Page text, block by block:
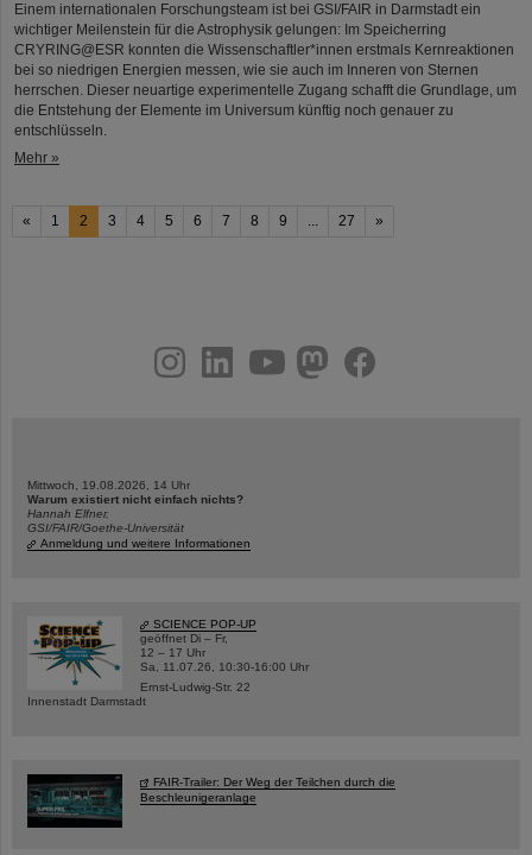
Einem internationalen Forschungsteam ist bei GSI/FAIR in Darmstadt ein
wichtiger Meilenstein für die Astrophysik gelungen: Im Speicherring
CRYRING@ESR konnten die Wissenschaftler*innen erstmals Kernreaktionen
bei so niedrigen Energien messen, wie sie auch im Inneren von Sternen
herrschen. Dieser neuartige experimentelle Zugang schafft die Grundlage, um
die Entstehung der Elemente im Universum künftig noch genauer zu
entschlüsseln.
Mehr »
« 1 2 3 4 5 6 7 8 9 ... 27 »
youtubehelmholtz.socialfacebook
Mittwoch, 19.08.2026, 14 Uhr
Warum existiert nicht einfach nichts?
Hannah Elfner,
GSI/FAIR/Goethe-Universität
Anmeldung und weitere Informationen
SCIENCE POP-UP
geöffnet Di – Fr,
12 – 17 Uhr
Sa, 11.07.26, 10:30-16:00 Uhr
Ernst-Ludwig-Str. 22
Innenstadt Darmstadt
FAIR-Trailer: Der Weg der Teilchen durch die
Beschleunigeranlage